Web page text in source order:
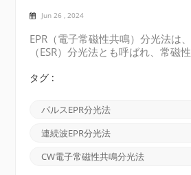
Jun 26 , 2024
EPR（電子常磁性共鳴）分光法は
（ESR）分光法とも呼ばれ、常磁
は、連続波 (CW) EPR 分光法とパル
光法： 連続波 EPR 分光法では、
の周波数でマイクロ波をサンプル
ます。 磁場を周波数範囲にわたっ
て測定します。これにより、常磁
タグ :
パルスEPR分光法
連続波EPR分光法
CW電子常磁性共鳴分光法